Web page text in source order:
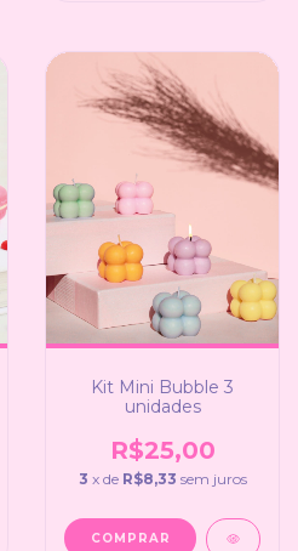
Kit Mini Bubble 3
unidades
R$25,00
3 x de R$8,33 sem juros
COMPRAR